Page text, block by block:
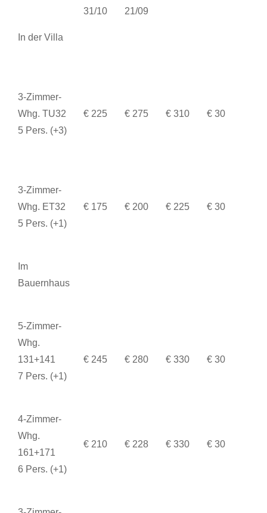
31/10
21/09
In der Villa
3-Zimmer-
Whg. TU32
5 Pers. (+3)
€ 225 € 275 € 310 € 30
3-Zimmer-
Whg. ET32
5 Pers. (+1)
€ 175 € 200 € 225 € 30
Im
Bauernhaus
5-Zimmer-
Whg.
131+141
7 Pers. (+1)
€ 245 € 280 € 330 € 30
4-Zimmer-
Whg.
161+171
6 Pers. (+1)
€ 210 € 228 € 330 € 30